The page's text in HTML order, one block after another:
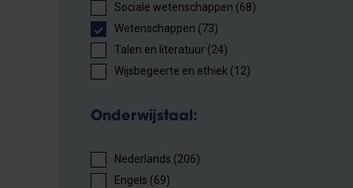
Sociale wetenschappen (68)
Wetenschappen (73)
Talen en literatuur (24)
Wijsbegeerte en ethiek (12)
Onderwijstaal:
Nederlands (206)
Engels (69)